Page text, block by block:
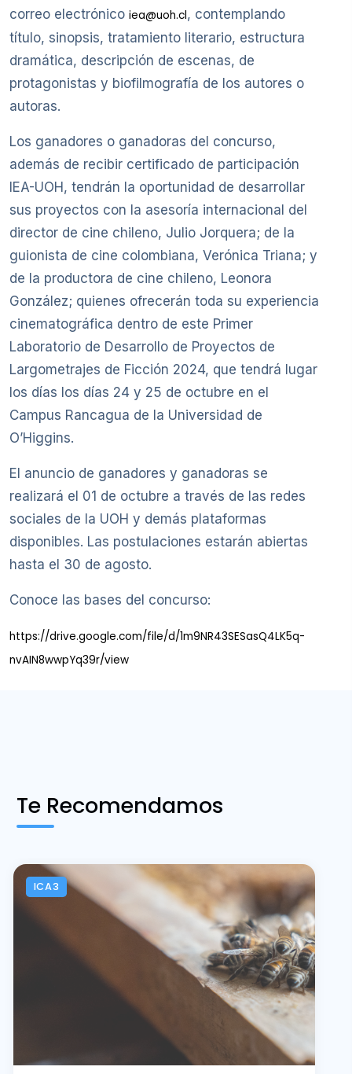
correo electrónico iea@uoh.cl, contemplando
título, sinopsis, tratamiento literario, estructura
dramática, descripción de escenas, de
protagonistas y biofilmografía de los autores o
autoras.
Los ganadores o ganadoras del concurso,
además de recibir certificado de participación
IEA-UOH, tendrán la oportunidad de desarrollar
sus proyectos con la asesoría internacional del
director de cine chileno, Julio Jorquera; de la
guionista de cine colombiana, Verónica Triana; y
de la productora de cine chileno, Leonora
González; quienes ofrecerán toda su experiencia
cinematográfica dentro de este Primer
Laboratorio de Desarrollo de Proyectos de
Largometrajes de Ficción 2024, que tendrá lugar
los días los días 24 y 25 de octubre en el
Campus Rancagua de la Universidad de
O’Higgins.
El anuncio de ganadores y ganadoras se
realizará el 01 de octubre a través de las redes
sociales de la UOH y demás plataformas
disponibles. Las postulaciones estarán abiertas
hasta el 30 de agosto.
Conoce las bases del concurso:
https://drive.google.com/file/d/1m9NR43SESasQ4LK5q-
nvAIN8wwpYq39r/view
Te Recomendamos
ICA3